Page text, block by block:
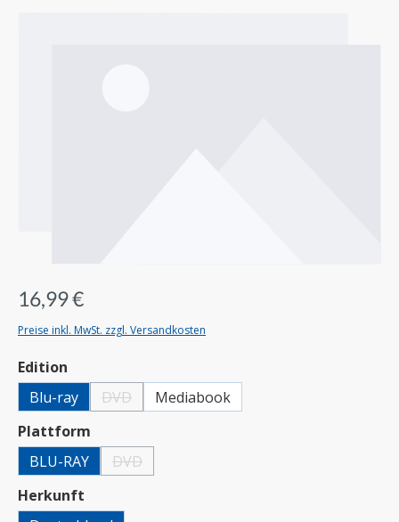
16,99 €
Preise inkl. MwSt. zzgl. Versandkosten
Edition
Blu-ray
DVD(Diese Option ist zurzeit nicht verfügbar.)
Mediabook
Plattform
BLU-RAY
DVD(Diese Option ist zurzeit nicht verfügbar.)
Herkunft